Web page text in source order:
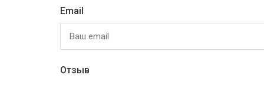
Email
Отзыв